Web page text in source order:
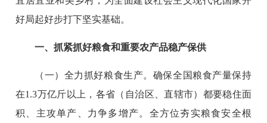
好局起好步打下坚实基础。
一、抓紧抓好粮食和重要农产品稳产保供
（一）全力抓好粮食生产。确保全国粮食产量保持
在1.3万亿斤以上，各省（自治区、直辖市）都要稳住面
积、主攻单产、力争多增产。全方位夯实粮食安全根